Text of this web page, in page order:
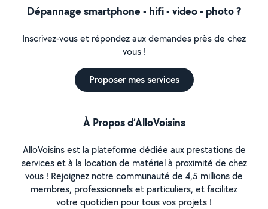
Dépannage smartphone - hifi - video - photo ?
Inscrivez-vous et répondez aux demandes près de chez
vous !
Proposer mes services
À Propos d’AlloVoisins
AlloVoisins est la plateforme dédiée aux prestations de
services et à la location de matériel à proximité de chez
vous ! Rejoignez notre communauté de 4,5 millions de
membres, professionnels et particuliers, et facilitez
votre quotidien pour tous vos projets !